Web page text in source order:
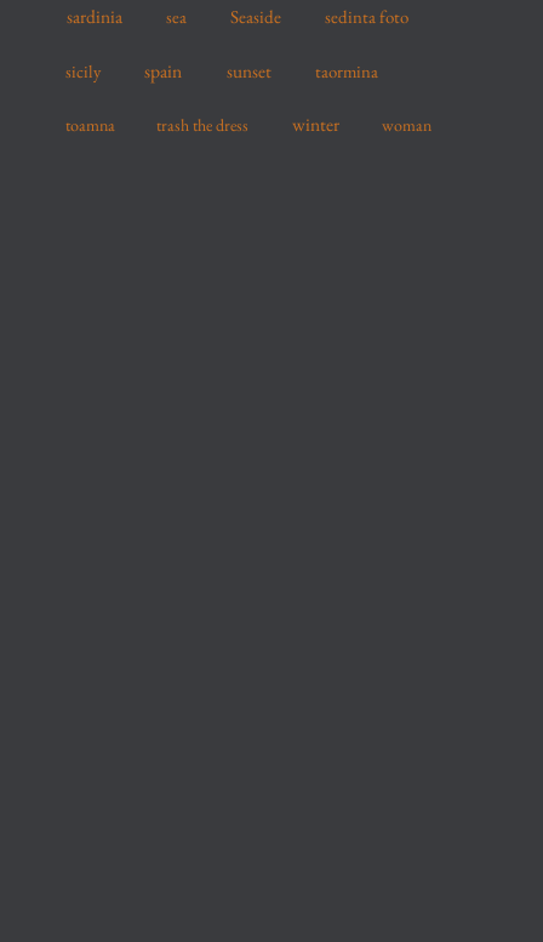
sardinia sea Seaside sedinta foto
sicily spain sunset taormina
toamna trash the dress winter woman